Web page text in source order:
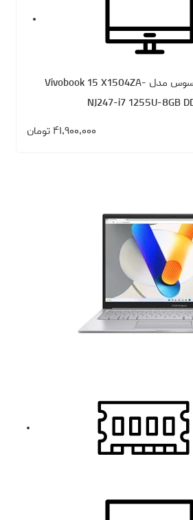
لپ تاپ 15.6 اینچی ایسوس مدل Vivobook 15 X1504ZA-
NJ247-i7 1255U-8GB
۴۱،۹۰۰،۰۰۰ تومان